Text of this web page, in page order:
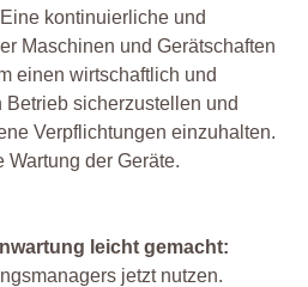
kontinuierliche und
Maschinen und Gerätschaften
einen wirtschaftlich und
sicherzustellen und
Verpflichtungen einzuhalten.
Wartung der Geräte.
leicht gemacht:
jetzt nutzen.